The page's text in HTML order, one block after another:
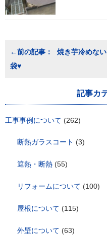
ナ
シ
ョ
ン
焼き芋冷めない
袋♥
記事カ
工事事例について (262)
断熱ガラスコート (3)
遮熱・断熱 (55)
リフォームについて (100)
屋根について (115)
外壁について (63)